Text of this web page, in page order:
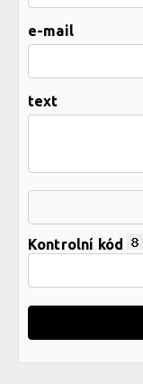
e-mail
text
Kontrolní kód